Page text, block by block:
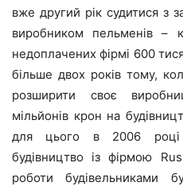
вже другий рік судитися з
виробником пельменів –
недоплачених фірмі 600
більше двох років тому,
розширити своє
мільйонів крон на
для цього в 2006 році
будівництво із фірмою
роботи будівельниками